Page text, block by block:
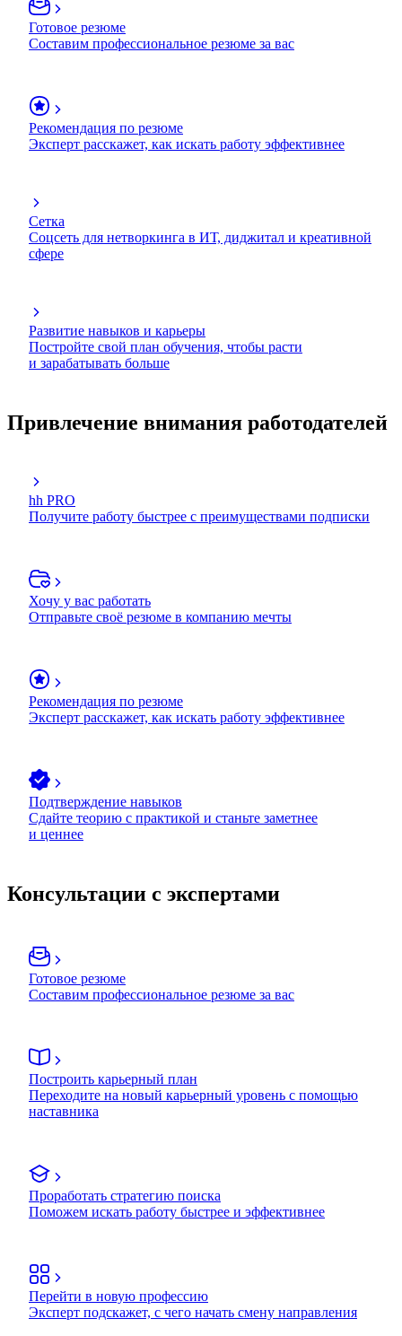
Готовое резюме
Составим профессиональное резюме за вас
Рекомендация по резюме
Эксперт расскажет, как искать работу эффективнее
Сетка
Соцсеть для нетворкинга в ИТ, диджитал и креативной
сфере
Развитие навыков и карьеры
Постройте свой план обучения, чтобы расти
и зарабатывать больше
Привлечение внимания работодателей
hh PRO
Получите работу быстрее с преимуществами подписки
Хочу у вас работать
Отправьте своё резюме в компанию мечты
Рекомендация по резюме
Эксперт расскажет, как искать работу эффективнее
Подтверждение навыков
Сдайте теорию с практикой и станьте заметнее
и ценнее
Консультации с экспертами
Готовое резюме
Составим профессиональное резюме за вас
Построить карьерный план
Переходите на новый карьерный уровень с помощью
наставника
Проработать стратегию поиска
Поможем искать работу быстрее и эффективнее
Перейти в новую профессию
Эксперт подскажет, с чего начать смену направления